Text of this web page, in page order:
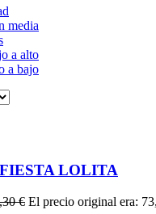
media
a alto
a bajo
LOLITA
€ El precio original era: